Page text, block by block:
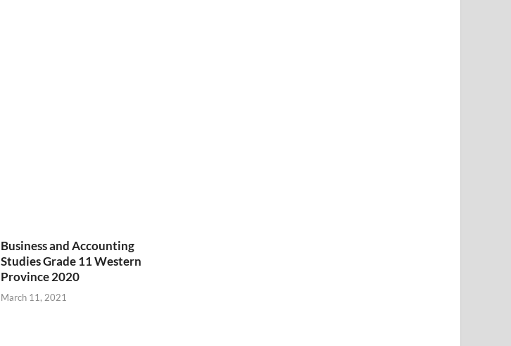
Business and Accounting
Studies Grade 11 Western
Province 2020
March 11, 2021